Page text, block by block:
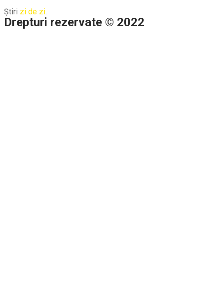
Știri zi de zi.
Drepturi rezervate © 2022